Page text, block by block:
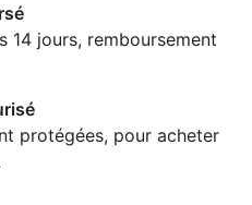
14 jours, remboursement
protégées, pour acheter